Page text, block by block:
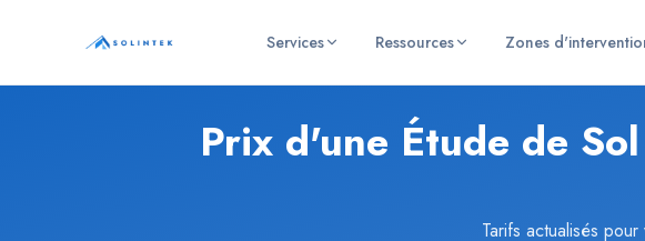
SOLINTEK- Bureau d'études géotechniques
Services Ressources Zones
Prix d'une Étude de
Tarifs actualisés